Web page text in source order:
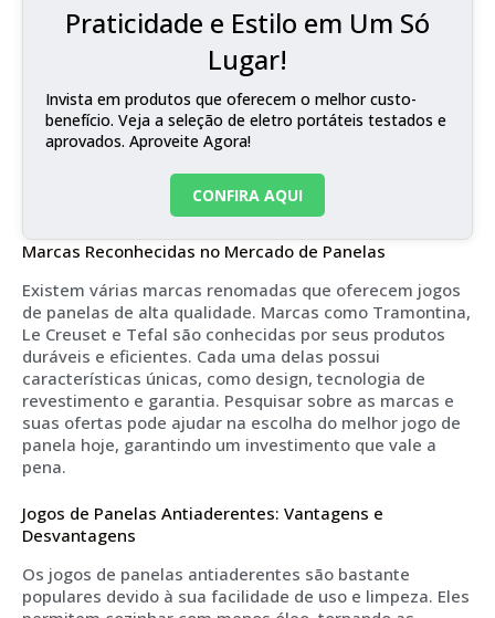
Praticidade e Estilo em Um Só
Lugar!
Invista em produtos que oferecem o melhor custo-
benefício. Veja a seleção de eletro portáteis testados e
aprovados. Aproveite Agora!
CONFIRA AQUI
Marcas Reconhecidas no Mercado de Panelas
Existem várias marcas renomadas que oferecem jogos
de panelas de alta qualidade. Marcas como Tramontina,
Le Creuset e Tefal são conhecidas por seus produtos
duráveis e eficientes. Cada uma delas possui
características únicas, como design, tecnologia de
revestimento e garantia. Pesquisar sobre as marcas e
suas ofertas pode ajudar na escolha do melhor jogo de
panela hoje, garantindo um investimento que vale a
pena.
Jogos de Panelas Antiaderentes: Vantagens e
Desvantagens
Os jogos de panelas antiaderentes são bastante
populares devido à sua facilidade de uso e limpeza. Eles